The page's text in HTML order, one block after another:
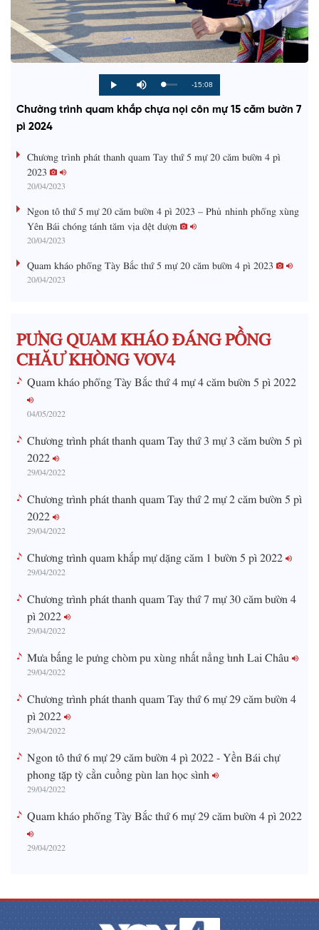
P
l
M
u
e
L
d
e
P
r
g
%
R
e
i
e
-15:08
Chường trình quam khắp chựa nọi côn mự 15 căm bườn 7
pì 2024
Chương trình phát thanh quam Tay thứ 5 mự 20 căm bườn 4 pì
2023
20/04/2023
Ngon tô thứ 5 mự 20 căm bườn 4 pì 2023 – Phủ nhinh phổng xùng
Yên Bái chóng tánh tăm vịa dệt dượn
20/04/2023
Quam kháo phổng Tày Bắc thứ 5 mự 20 căm bườn 4 pì 2023
20/04/2023
PƯNG QUAM KHÁO ĐÁNG PỒNG
CHĂƯ KHÒNG VOV4
Quam kháo phổng Tày Bắc thứ 4 mự 4 căm bườn 5 pì 2022
04/05/2022
Chương trình phát thanh quam Tay thứ 3 mự 3 căm bườn 5 pì
2022
29/04/2022
Chương trình phát thanh quam Tay thứ 2 mự 2 căm bườn 5 pì
2022
29/04/2022
Chương trình quam khắp mự dặng căm 1 bườn 5 pì 2022
29/04/2022
Chương trình phát thanh quam Tay thứ 7 mự 30 căm bườn 4
pì 2022
29/04/2022
Mưa bấng le pưng chòm pu xùng nhất nẳng tỉnh Lai Châu
29/04/2022
Chương trình phát thanh quam Tay thứ 6 mự 29 căm bườn 4
pì 2022
29/04/2022
Ngon tô thứ 6 mự 29 căm bườn 4 pì 2022 - Yền Bái chự
phong tặp tỳ cằn cuồng pùn lan học sình
29/04/2022
Quam kháo phổng Tày Bắc thứ 6 mự 29 căm bườn 4 pì 2022
29/04/2022